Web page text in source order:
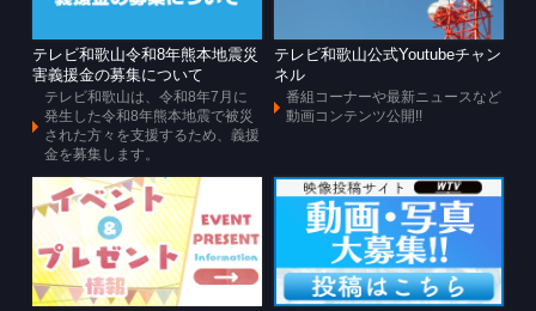
テレビ和歌山令和8年熊本地震災
害義援金の募集について
テレビ和歌山は、令和8年7月に
発生した令和8年熊本地震で被災
された方々を支援するため、義援
金を募集します。
テレビ和歌山公式Youtubeチャン
ネル
番組コーナーや最新ニュースなど
動画コンテンツ公開!!